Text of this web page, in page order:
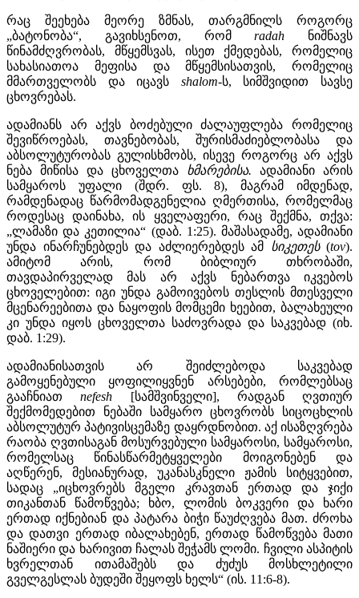
რაც შეეხება მეორე ზმნას, თარგმნილს როგორც
„ბატონობა“, გავიხსენოთ, რომradah ნიშნავს
წინამძღვრობას, მწყემსვას, ისეთ ქმედებას, რომელიც
სახასიათოა მეფისა და მწყემსისათვის, რომელიც
მმართველობს და იცავს shalom-ს, სიმშვიდით სავსე
ცხოვრებას.
ადამიანს არ აქვს ბოძებული ძალაუფლება რომელიც
შევიწროებას, თავნებობას, შურისმაძიებლობასა და
აბსოლუტურობას გულისხმობს, ისევე როგორც არ აქვს
ნება მიწისა და ცხოველთა ხმარებისა. ადამიანი არის
სამყაროს უფალი (შდრ. ფს. 8), მაგრამ იმდენად,
რამდენადაც წარმომადგენელია ღმერთისა, რომელმაც
როდესაც დაინახა, ის ყველაფერი, რაც შექმნა, თქვა:
„ლამაზი და კეთილია“ (დაბ. 1:25). მაშასადამე, ადამიანი
უნდა ინარჩუნებდეს და აძლიერებდეს ამ სიკეთეს(tov).
ამიტომ არის, რომ ბიბლიურ თხრობაში,
თავდაპირველად მას არ აქვს ნებართვა იკვებოს
ცხოველებით: იგი უნდა გამოივებოს თესლის მთესველი
მცენარეებითა და ნაყოფის მომცემი ხეებით, ბალახეული
კი უნდა იყოს ცხოველთა საძოვრადა და საკვებად (იხ.
დაბ. 1:29).
ადამიანისათვის არ შეიძლებოდა საკვებად
გამოყენებული ყოფილიყვნენ არსებები, რომლებსაც
გააჩნიათnefesh [სამშვინველი], რადგან ღვთიურ
შექმომედებით ნებაში სამყარო ცხოვრობს სიცოცხლის
აბსოლუტურ პატივისცემაზე დაყრდნობით. აქ ისაზღვრება
რაობა ღვთისაგან მოსურვებული სამყაროსი, სამყაროსი,
რომელსაც წინასწარმეტყველები მოიგონებენ და
აღწერენ, მესიანურად, უკანასკნელი ჟამის სიტყვებით,
სადაც „იცხოვრებს მგელი კრავთან ერთად და ჯიქი
თიკანთან წამოწვება; ხბო, ლომის ბოკვერი და ხარი
ერთად იქნებიან და პატარა ბიჭი წაუძღვება მათ. ძროხა
და დათვი ერთად იბალახებენ, ერთად წამოწვება მათი
ნაშიერი და ხარივით ჩალას შეჭამს ლომი. ჩვილი ასპიტის
ხვრელთან ითამაშებს და ძუძუს მოსხლეტილი
გველგესლას ბუდეში შეყოფს ხელს“ (ის. 11:6-8).